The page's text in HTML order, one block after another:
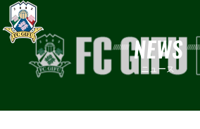
NEWS
ニュース